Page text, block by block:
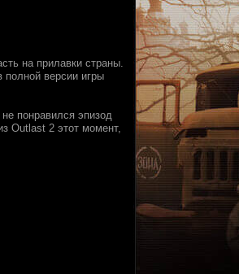
на прилавки страны.
полной версии игры
понравился эпизод
Outlast 2 этот момент,